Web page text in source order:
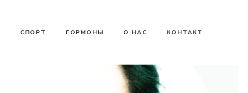
СПОРТ ГОРМОНЫ О НАС КОНТАКТ